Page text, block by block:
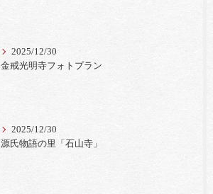
2025/12/30
金戒光明寺フォトプラン
2025/12/30
源氏物語の里「石山寺」